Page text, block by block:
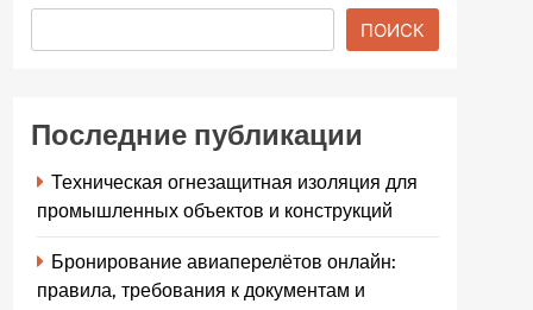
ПОИСК
Последние публикации
Техническая огнезащитная изоляция для
промышленных объектов и конструкций
Бронирование авиаперелётов онлайн:
правила, требования к документам и